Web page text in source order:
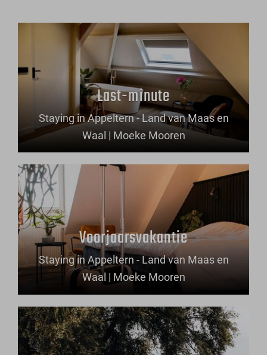
Last-minute
Staying in Appeltern - Land van Maas en
Waal | Moeke Mooren
Voorjaarsvakantie
Staying in Appeltern - Land van Maas en
Waal | Moeke Mooren